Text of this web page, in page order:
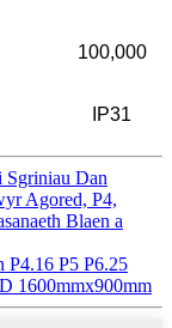
100,000
IP31
Dan
Agored, P4,
Blaen a
P4.16 P5 P6.25
1600mmx900mm